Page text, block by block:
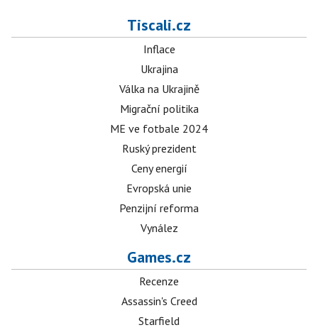
Tiscali.cz
Inflace
Ukrajina
Válka na Ukrajině
Migrační politika
ME ve fotbale 2024
Ruský prezident
Ceny energií
Evropská unie
Penzijní reforma
Vynález
Games.cz
Recenze
Assassin's Creed
Starfield